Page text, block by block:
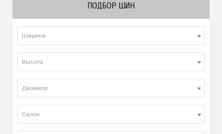
ПОДБОР ШИН
Ширина
Высота
Диаметр
Сезон